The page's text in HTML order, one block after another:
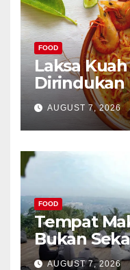
FOOD
Laksa
Dirindukan
AUGUST 7, 2026
FOOD
Tempat
Bukan
AUGUST 7, 2026